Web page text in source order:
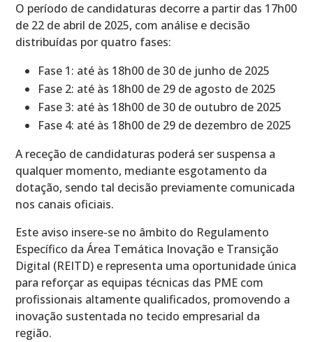
O período de candidaturas decorre a partir das 17h00
de 22 de abril de 2025, com análise e decisão
distribuídas por quatro fases:
Fase 1: até às 18h00 de 30 de junho de 2025
Fase 2: até às 18h00 de 29 de agosto de 2025
Fase 3: até às 18h00 de 30 de outubro de 2025
Fase 4: até às 18h00 de 29 de dezembro de 2025
A receção de candidaturas poderá ser suspensa a
qualquer momento, mediante esgotamento da
dotação, sendo tal decisão previamente comunicada
nos canais oficiais.
Este aviso insere-se no âmbito do Regulamento
Específico da Área Temática Inovação e Transição
Digital (REITD) e representa uma oportunidade única
para reforçar as equipas técnicas das PME com
profissionais altamente qualificados, promovendo a
inovação sustentada no tecido empresarial da
região.